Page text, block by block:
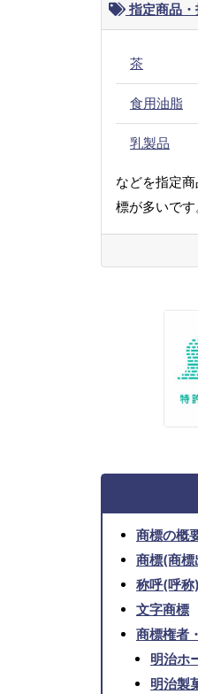
指定商品
茶
食用油脂
乳製品
などを指定
標が多いです
商標の概
商標(商標
称呼(呼
文字商標
商標権者
明治ホ
明治製